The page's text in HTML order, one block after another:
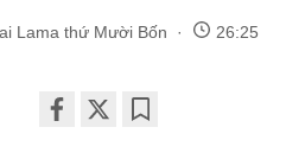
Lama thứ Mười Bốn 26:25